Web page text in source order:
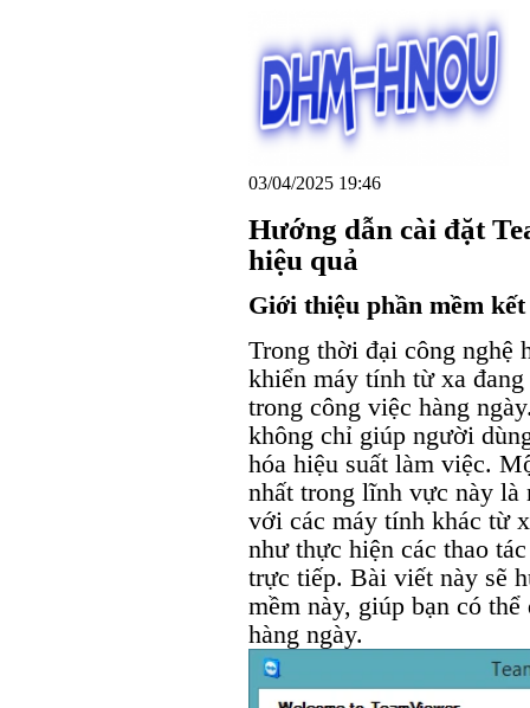
03/04/2025 19:46
Hướng dẫn cài đặt
hiệu quả
Giới thiệu phần mềm
Trong thời đại công nghệ
khiển máy tính từ xa
trong công việc hàng
không chỉ giúp người
hóa hiệu suất làm việc.
nhất trong lĩnh vực này là
với các máy tính khác từ
như thực hiện các thao
trực tiếp. Bài viết này sẽ
mềm này, giúp bạn có
hàng ngày.